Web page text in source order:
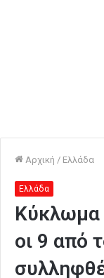
Αρχική / Ελλάδα
Ελλάδα
Κύκλωμα
οι 9 από